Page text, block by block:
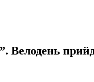
Велодень